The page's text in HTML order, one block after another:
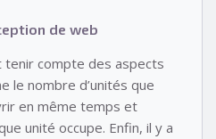
de web
tenir compte des aspects
le nombre d’unités que
en même temps et
unité occupe. Enfin, il y a